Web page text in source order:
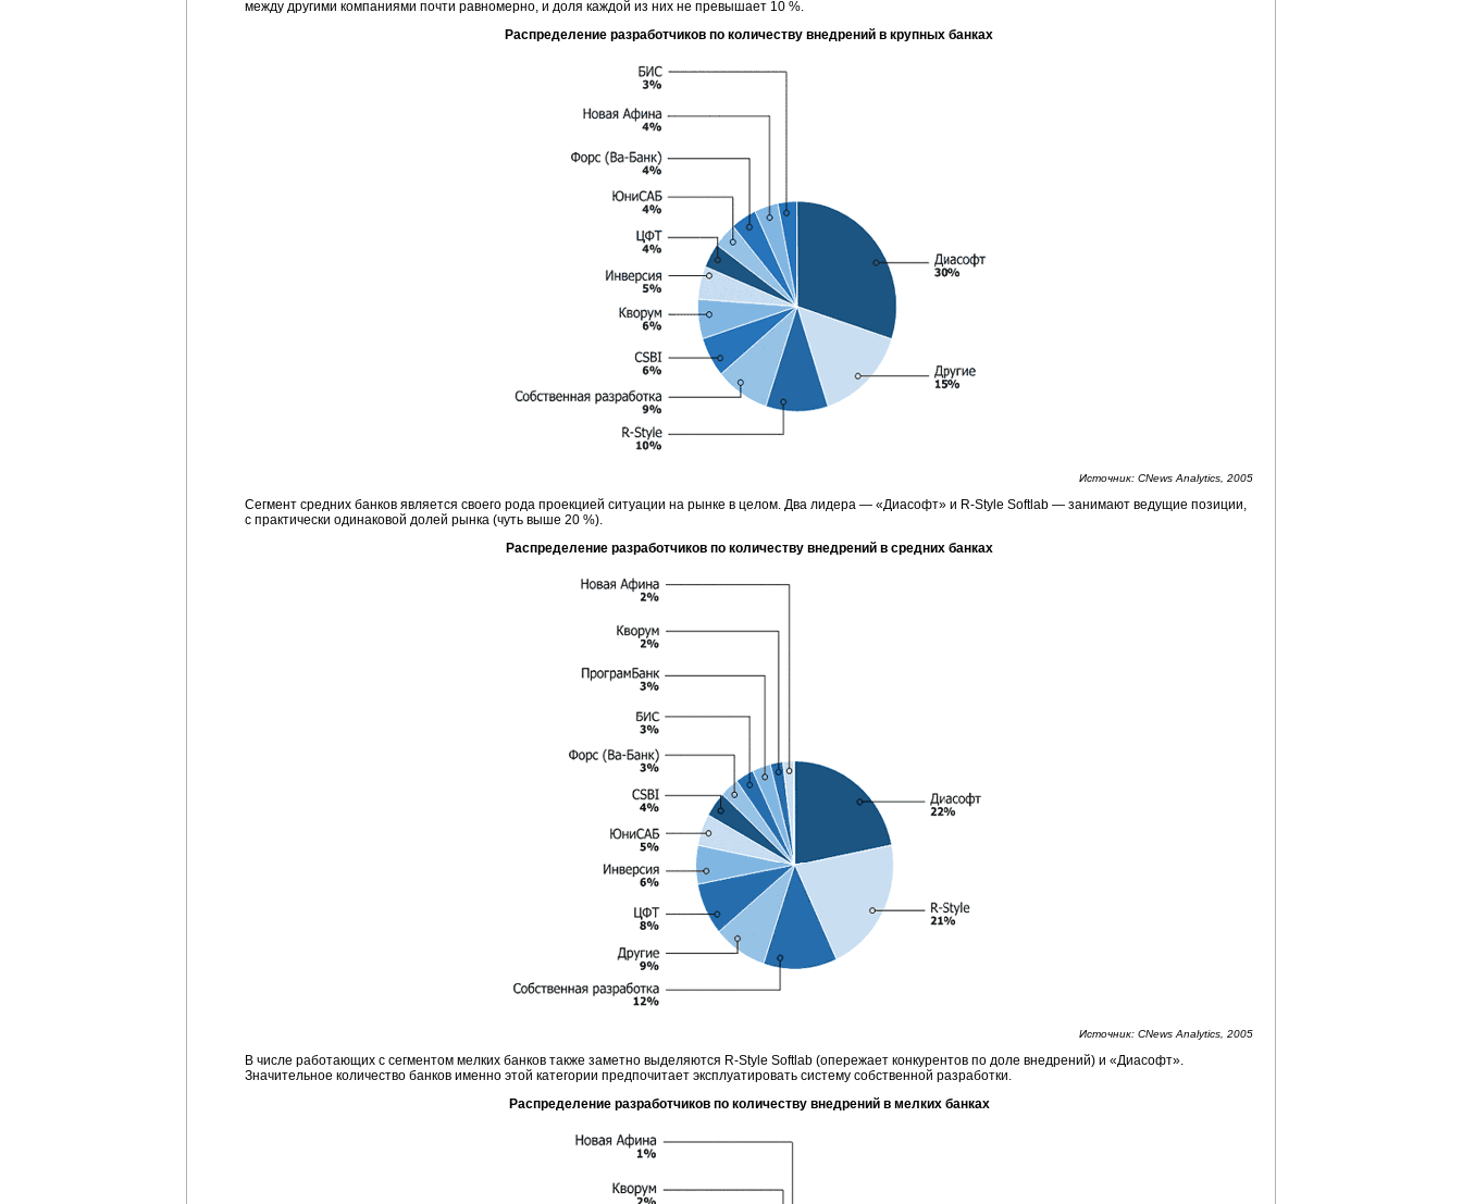
между другими компаниями почти равномерно, и доля каждой из них не превышает 10 %.
Распределение разработчиков по количеству внедрений в крупных банках
Источник: CNews Analytics, 2005
Сегмент средних банков является своего рода проекцией ситуации на рынке в целом. Два лидера — «Диасофт» и R-Style Softlab — занимают ведущие позиции,
с практически одинаковой долей рынка (чуть выше 20 %).
Распределение разработчиков по количеству внедрений в средних банках
Источник: CNews Analytics, 2005
В числе работающих с сегментом мелких банков также заметно выделяются R-Style Softlab (опережает конкурентов по доле внедрений) и «Диасофт».
Значительное количество банков именно этой категории предпочитает эксплуатировать систему собственной разработки.
Распределение разработчиков по количеству внедрений в мелких банках